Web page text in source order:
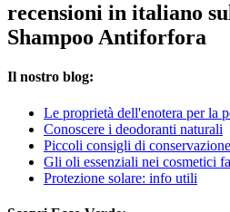
recensioni in italiano
Shampoo Antiforfora
Il nostro blog:
Le proprietà dell'enotera per la
Conoscere i deodoranti naturali
Piccoli consigli di
Gli oli essenziali nei cosmetici
Protezione solare: info utili